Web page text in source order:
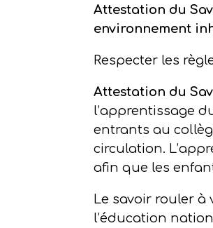
Attestation du
environnement
Respecter les
Attestation du
l’apprentissage
entrants au
circulation.
afin que les
Le savoir rouler à
l’éducation